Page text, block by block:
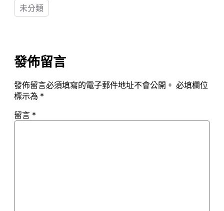
未分類
發佈留言
發佈留言必須填寫的電子郵件地址不會公開。 必填欄位
標示為 *
留言 *